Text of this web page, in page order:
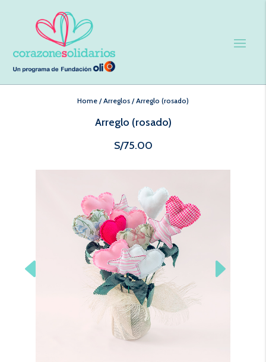
Home /Arreglos /Arreglo (rosado)
Arreglo (rosado)
S/75.00